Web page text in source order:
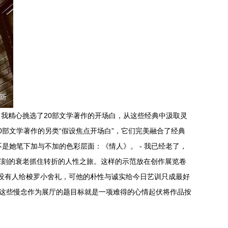
精心挑选了20部文学著作的开场白，从这些经典中汲取灵
文学著作的另类“假设焦点开场白”，它们完美融合了经典
她笔下加与不加的色彩层面：《情人》。 - 我已经老了，
的衰老抓住转折的人性之旅。这样的示范放在创作展览卷
人给梭罗小舍礼，可他的朴性与诚实给今日艺训只成最好
些慢念作为展厅的题目标就是一项难得的心情起伏将作品按